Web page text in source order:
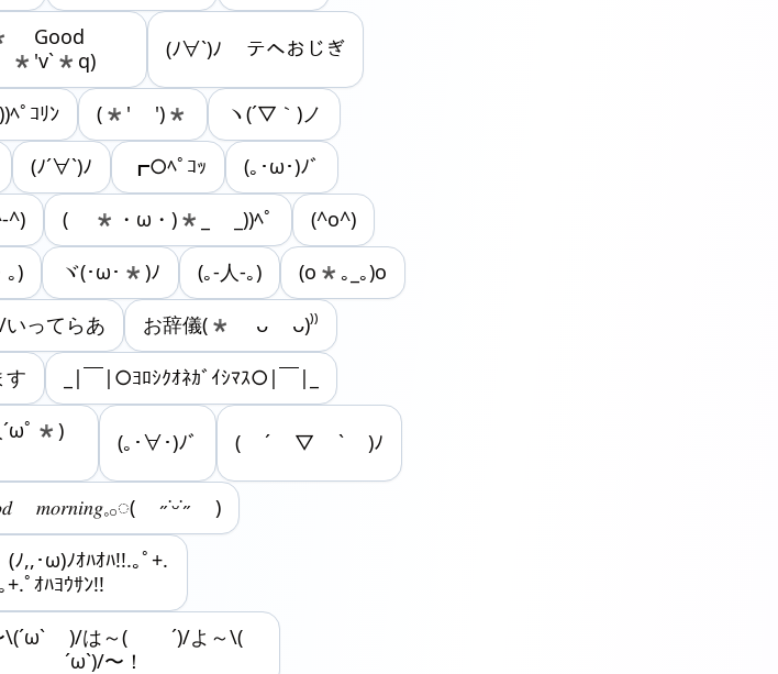
Good
*'v`*q)
(ﾉ∀`)ﾉ テヘおじぎ
ﾍﾟｺﾘﾝ (*' ')* ヽ(´▽｀)ノ
(ﾉ´∀`)ﾉ ┏○ﾍﾟｺｯ (｡･ω･)ﾉﾞ
^) ( *・ω・)*_ _))ﾍﾟ (^o^)
｡) ヾ(･ω･*)ﾉ (｡-人-｡) (o*｡_｡)o
ってらあ お辞儀(* ᴗ ᴗ)⁾⁾
す _|￣|○ﾖﾛｼｸｵﾈｶﾞｲｼﾏｽ○|￣|_
´ωﾟ*)
(｡･∀･)ﾉﾞ ( ´ ▽ ` )ﾉ
𝑚𝑜𝑟𝑛𝑖𝑛𝑔︎𓈒𓂂◌( ˶˙ᵕ˙˶ )
,,･ω)ﾉｵﾊｵﾊ!!.｡ﾟ+.
ﾟｵﾊﾖｳｻﾝ!!
\(´ω` )/は～( ´)/よ～\(
´ω`)/〜！